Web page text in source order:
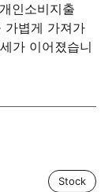
인소비지출
가볍게 가져가
가 이어졌습니
Stock